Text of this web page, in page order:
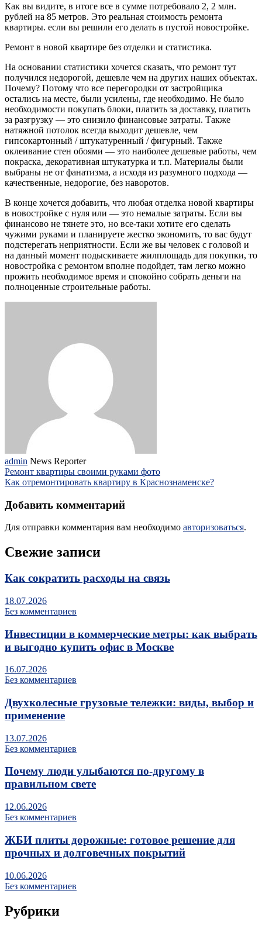
Как вы видите, в итоге все в сумме потребовало 2, 2 млн.
рублей на 85 метров. Это реальная стоимость ремонта
квартиры. если вы решили его делать в пустой новостройке.
Ремонт в новой квартире без отделки и статистика.
На основании статистики хочется сказать, что ремонт тут
получился недорогой, дешевле чем на других наших объектах.
Почему? Потому что все перегородки от застройщика
остались на месте, были усилены, где необходимо. Не было
необходимости покупать блоки, платить за доставку, платить
за разгрузку — это снизило финансовые затраты. Также
натяжной потолок всегда выходит дешевле, чем
гипсокартонный / штукатуренный / фигурный. Также
оклеивание стен обоями — это наиболее дешевые работы, чем
покраска, декоративная штукатурка и т.п. Материалы были
выбраны не от фанатизма, а исходя из разумного подхода —
качественные, недорогие, без наворотов.
В конце хочется добавить, что любая отделка новой квартиры
в новостройке с нуля или — это немалые затраты. Если вы
финансово не тянете это, но все-таки хотите его сделать
чужими руками и планируете жестко экономить, то вас будут
подстерегать неприятности. Если же вы человек с головой и
на данный момент подыскиваете жилплощадь для покупки, то
новостройка с ремонтом вполне подойдет, там легко можно
прожить необходимое время и спокойно собрать деньги на
полноценные строительные работы.
admin News Reporter
Ремонт квартиры своими руками фото
Как отремонтировать квартиру в Краснознаменске?
Добавить комментарий
Для отправки комментария вам необходимо авторизоваться.
Свежие записи
Как сократить расходы на связь
18.07.2026
Без комментариев
Инвестиции в коммерческие метры: как выбрать
и выгодно купить офис в Москве
16.07.2026
Без комментариев
Двухколесные грузовые тележки: виды, выбор и
применение
13.07.2026
Без комментариев
Почему люди улыбаются по‑другому в
правильном свете
12.06.2026
Без комментариев
ЖБИ плиты дорожные: готовое решение для
прочных и долговечных покрытий
10.06.2026
Без комментариев
Рубрики